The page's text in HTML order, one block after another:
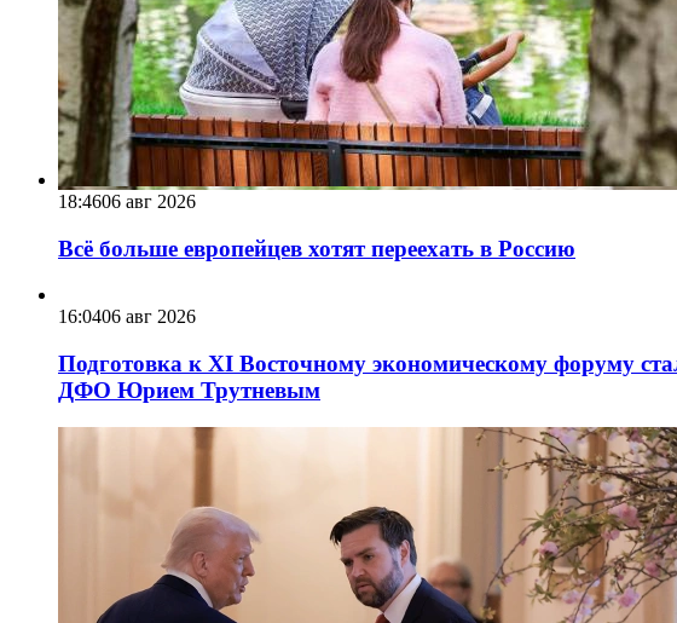
18:4606 авг 2026
Всё больше европейцев хотят переехать в Россию
16:0406 авг 2026
Подготовка к XI Восточному экономическому форуму
ДФО Юрием Трутневым